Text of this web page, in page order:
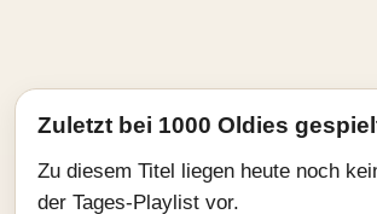
Zuletzt bei 1000 Oldies
Zu diesem Titel liegen heute noch
der Tages-Playlist vor.